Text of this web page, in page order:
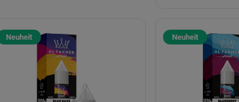
Neuheit Neuheit